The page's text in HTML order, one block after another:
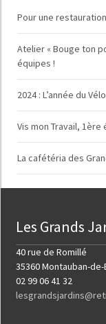
Pour une
Atelier « Bouge ton
équipes !
2024 : L’année du
Vis mon Travail, 1ère
La cafétéria des
Les Grands
40 rue de Romillé
35360 Montauban-
02 99 06 41 32